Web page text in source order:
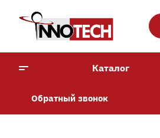
Каталог
Обратный звонок